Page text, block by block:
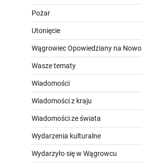
Pożar
Utonięcie
Wągrowiec Opowiedziany na Nowo
Wasze tematy
Wiadomości
Wiadomości z kraju
Wiadomości ze świata
Wydarzenia kulturalne
Wydarzyło się w Wągrowcu